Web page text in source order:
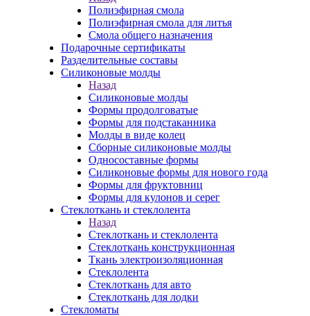
Полиэфирная смола
Полиэфирная смола для литья
Смола общего назначения
Подарочные сертификаты
Разделительные составы
Силиконовые молды
Назад
Силиконовые молды
Формы продолговатые
Формы для подстаканника
Молды в виде колец
Сборные силиконовые молды
Односоставные формы
Силиконовые формы для нового года
Формы для фруктовниц
Формы для кулонов и серег
Стеклоткань и стеклолента
Назад
Стеклоткань и стеклолента
Стеклоткань конструкционная
Ткань электроизоляционная
Стеклолента
Стеклоткань для авто
Стеклоткань для лодки
Стекломаты